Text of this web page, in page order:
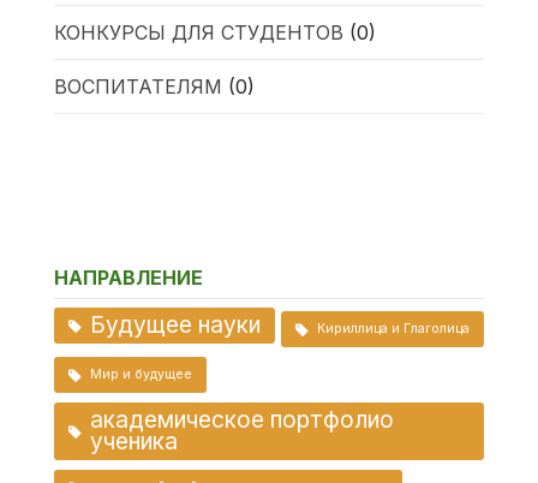
КОНКУРСЫ ДЛЯ СТУДЕНТОВ (0)
ВОСПИТАТЕЛЯМ (0)
НАПРАВЛЕНИЕ
Будущее науки Кириллица и Глаголица
Мир и будущее
академическое портфолио
ученика